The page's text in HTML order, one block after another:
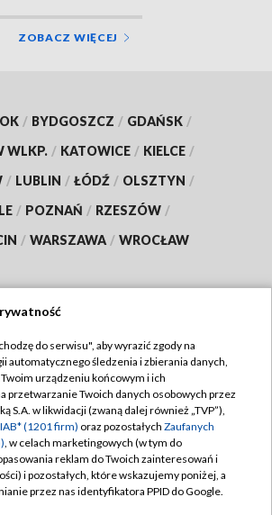
ZOBACZ WIĘCEJ
/ BYDGOSZCZ / GDAŃSK /
WLKP. / KATOWICE / KIELCE /
/ LUBLIN / ŁÓDŹ / OLSZTYN /
/ POZNAŃ / RZESZÓW /
/ WARSZAWA / WROCŁAW
TVP
TVP
Cyfrowa
Regulamin TVP
Polityka prywatności
Moje zgody
Pomoc
do serwisu", aby wyrazić zgody na
automatycznego śledzenia i zbierania danych,
urządzeniu końcowym i ich
przetwarzanie Twoich danych osobowych przez
S.A. w likwidacji (zwaną dalej również „TVP”),
(1201 firm) oraz pozostałych Zaufanych
, w celach marketingowych (w tym do
reklam do Twoich zainteresowań i
i pozostałych, które wskazujemy poniżej, a
przez nas identyfikatora PPID do Google.